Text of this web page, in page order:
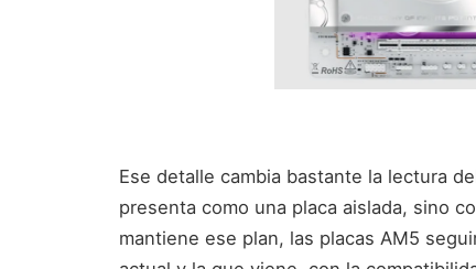
Ese detalle cambia bastante la lectura
presenta como una placa aislada, sino
mantiene ese plan, las placas AM5